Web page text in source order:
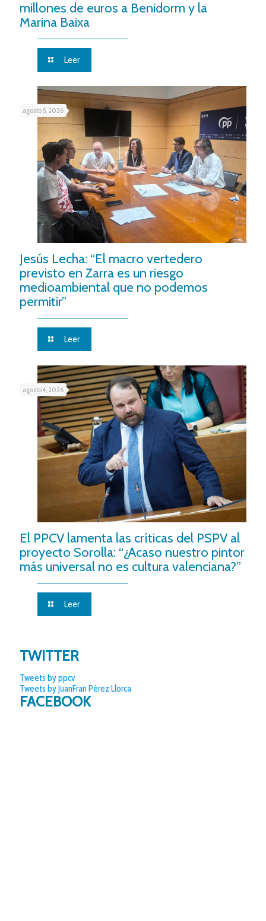
millones de euros a Benidorm y la
Marina Baixa
Leer
agosto 5, 2026
Jesús Lecha: “El macro vertedero
previsto en Zarra es un riesgo
medioambiental que no podemos
permitir”
Leer
agosto 4, 2026
El PPCV lamenta las críticas del PSPV al
proyecto Sorolla: “¿Acaso nuestro pintor
más universal no es cultura valenciana?”
Leer
TWITTER
Tweets by ppcv
Tweets by JuanFran Pérez Llorca
FACEBOOK